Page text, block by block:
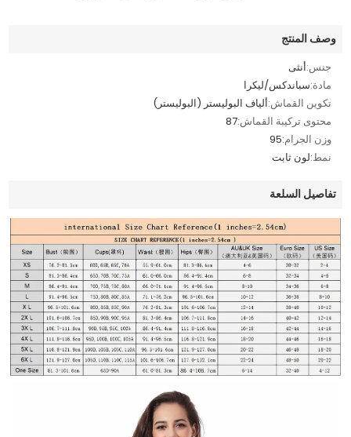
وصف المنتج
جنس:أنثى
مادة:سباندكس/ليكرا
تكوين القماش:ألياف البوليستر (البوليستر)
محتوى تركيبة القماش:87
وزن الجرام:95
نمط:لون ثابت
تفاصيل السلعة